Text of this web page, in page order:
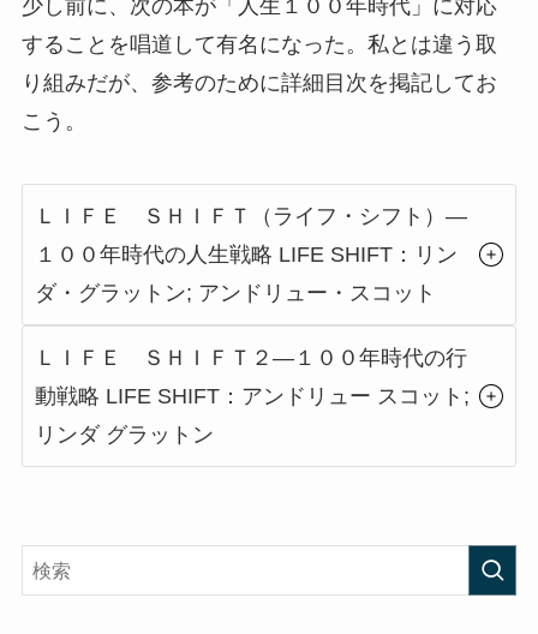
少し前に、次の本が「人生１００年時代」に対応
することを唱道して有名になった。私とは違う取
り組みだが、参考のために詳細目次を掲記してお
こう。
ＬＩＦＥ ＳＨＩＦＴ（ライフ・シフト）―
１００年時代の人生戦略 LIFE SHIFT：リン
ダ・グラットン; アンドリュー・スコット
ＬＩＦＥ ＳＨＩＦＴ２―１００年時代の行
動戦略 LIFE SHIFT：アンドリュー スコット;
リンダ グラットン